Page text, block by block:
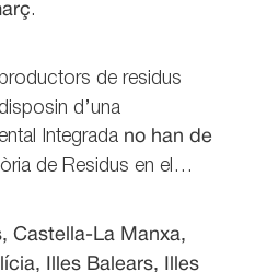
.
de residus
d’una
Integrada no han de
de Residus en el
Castella-La Manxa,
Illes Balears, Illes